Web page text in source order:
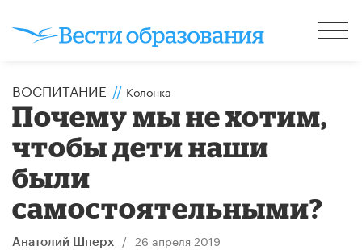
ВОСПИТАНИЕ // Колонка
Почему мы не хотим,
чтобы дети наши
были
самостоятельными?
Анатолий Шперх / 26 апреля 2019